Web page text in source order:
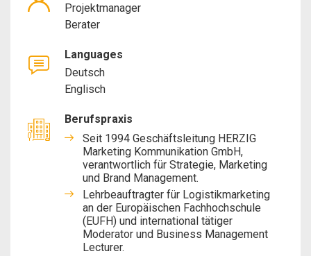
Projektmanager
Berater
Languages
Deutsch
Englisch
Berufspraxis
Seit 1994 Geschäftsleitung HERZIG
Marketing Kommunikation GmbH,
verantwortlich für Strategie, Marketing
und Brand Management.
Lehrbeauftragter für Logistikmarketing
an der Europäischen Fachhochschule
(EUFH) und international tätiger
Moderator und Business Management
Lecturer.